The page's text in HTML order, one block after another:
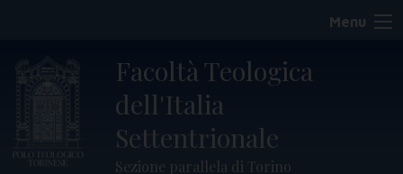
content
Menu
Facoltà Teologica
dell'Italia
Settentrionale
Sezione parallela di Torino